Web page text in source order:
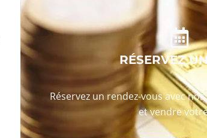
RÉSERVEZ
Réservez un rendez-vous avec
et vendre